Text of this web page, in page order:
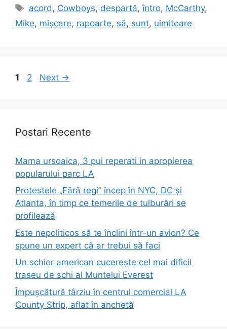
Tags
acord , Cowboys, despartă,întro, McCarthy,
Mike, mișcare, rapoarte, să, sunt, uimitoare
Page
1 Page
2 Next →
Postari Recente
Mama ursoaica, 3 pui reperati in apropierea
popularului parc LA
Protestele „Fără regi” încep în NYC, DC și
Atlanta, în timp ce temerile de tulburări se
profilează
Este nepoliticos să te înclini într-un avion? Ce
spune un expert că ar trebui să faci
Un schior american cucerește cel mai dificil
traseu de schi al Muntelui Everest
Împușcătură târziu în centrul comercial LA
County Strip, aflat în anchetă